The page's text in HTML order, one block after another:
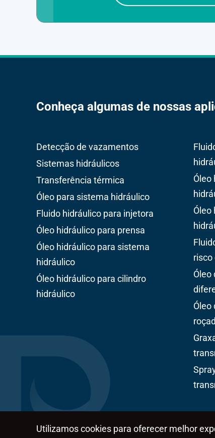
Conheça algumas de nossas
Detecção de vazamentos
Sistemas hidráulicos
Transferência térmica
Óleo para sistema hidráulico
Fluido hidráulico para injetora
Óleo hidráulico para prensa
Óleo hidráulico para sistema
hidráulico
Óleo hidráulico para cilindro
hidráulico
Óleo
Óleo
risco
Óleo
Óleo
Utilizamos cookies para oferecer melhor